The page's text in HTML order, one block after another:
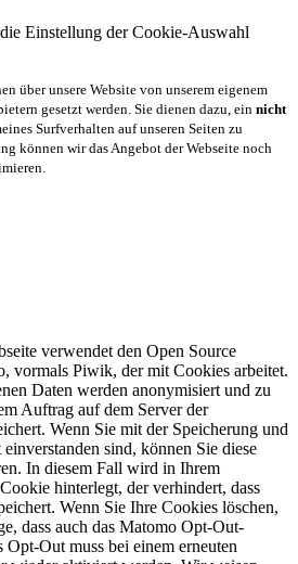
Einstellung der Cookie-Auswahl
über unsere Website von unserem eigenem
gesetzt werden. Sie dienen dazu, ein nicht
Surfverhalten auf unseren Seiten zu
können wir das Angebot der Webseite noch
verwendet den Open Source
vormals Piwik, der mit Cookies arbeitet.
Daten werden anonymisiert und zu
Auftrag auf dem Server der
Wenn Sie mit der Speicherung und
sind, können Sie diese
In diesem Fall wird in Ihrem
hinterlegt, der verhindert, dass
Wenn Sie Ihre Cookies löschen,
dass auch das Matomo Opt-Out-
Out muss bei einem erneuten